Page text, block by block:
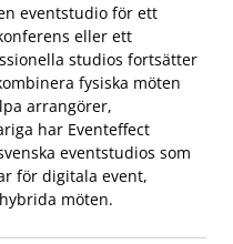
eventstudio för ett
eller ett
studios fortsätter
fysiska möten
arrangörer,
har Eventeffect
eventstudios som
för digitala event,
möten.